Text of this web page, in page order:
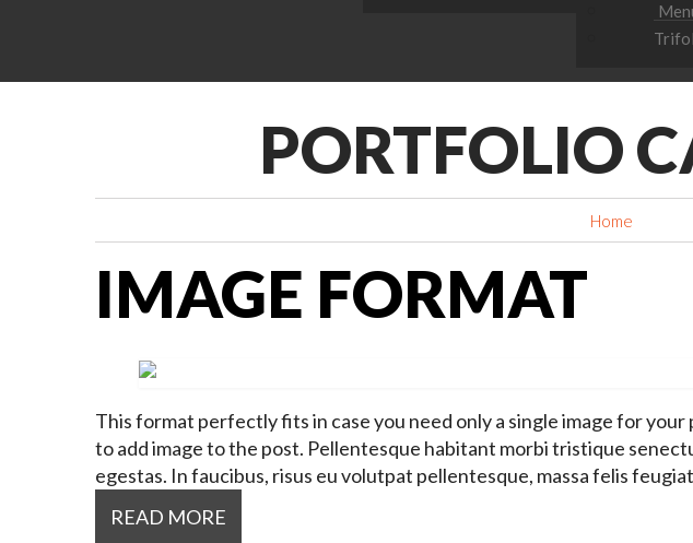
PORTFOLIO
Home
IMAGE FORMAT
This format perfectly fits in case you need only a single image for
to add image to the post. Pellentesque habitant morbi tristique
egestas. In faucibus, risus eu volutpat pellentesque, massa felis
READ MORE